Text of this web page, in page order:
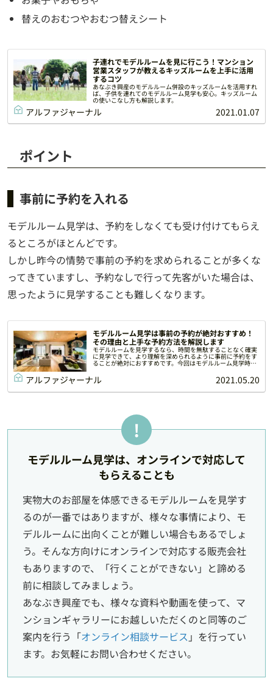
替えのおむつやおむつ替えシート
子連れでモデルルームを見に行こう！マンション
営業スタッフが教えるキッズルームを上手に活用
するコツ
あなぶき興産のモデルルーム併設のキッズルームを活用すれ
ば、子供を連れてのモデルルーム見学も安心。キッズルーム
の使いこなし方も解説します。
アルファジャーナル 2021.01.07
ポイント
事前に予約を入れる
モデルルーム見学は、予約をしなくても受け付けてもらえ
るところがほとんどです。
しかし昨今の情勢で事前の予約を求められることが多くな
ってきていますし、予約なしで行って先客がいた場合は、
思ったように見学することも難しくなります。
モデルルーム見学は事前の予約が絶対おすすめ！
その理由と上手な予約方法を解説します
モデルルームを見学するなら、時間を無駄することなく確実
に見学できて、より理解を深められるように事前に予約をす
ることが絶対におすすめです。今回はモデルルーム見学時に
予約をおすすめする理由と、上手な予約方法について解説し
ます。
アルファジャーナル 2021.05.20
モデルルーム見学は、オンラインで対応して
もらえることも
実物大のお部屋を体感できるモデルルームを見学す
るのが一番ではありますが、様々な事情により、モ
デルルームに出向くことが難しい場合もあるでしょ
う。そんな方向けにオンラインで対応する販売会社
もありますので、「行くことができない」と諦める
前に相談してみましょう。
あなぶき興産でも、様々な資料や動画を使って、マ
ンションギャラリーにお越しいただくのと同等のご
案内を行う「オンライン相談サービス 」を行ってい
ます。お気軽にお問い合わせください。